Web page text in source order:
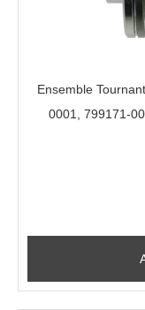
Ensemble
0001, 799171-